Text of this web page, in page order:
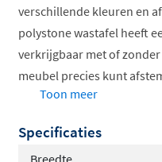
verschillende kleuren en
polystone wastafel heeft
verkrijgbaar met of
meubel precies kunt
Verkrijgbaar in
Keuze uit
Toon meer
Specificaties